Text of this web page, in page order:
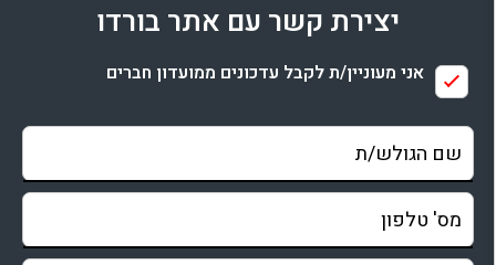
בדיקת זמינות ומחירים
יצירת קשר עם אתר בורדו
אני מעוניין/ת לקבל עדכונים ממועדון חברים